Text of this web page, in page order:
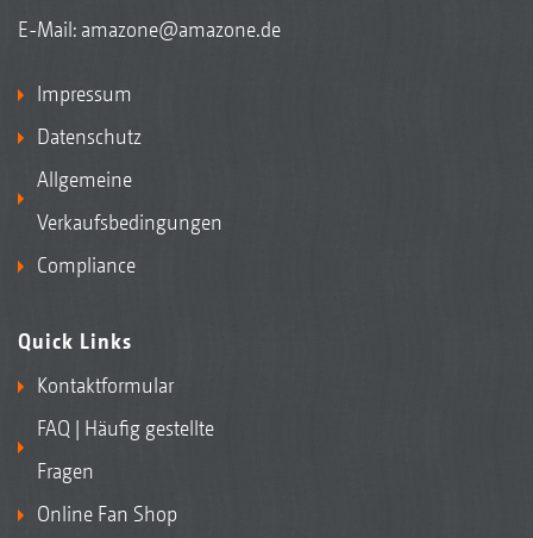
E-Mail: amazone@amazone.de
Impressum
Datenschutz
Allgemeine
Verkaufsbedingungen
Compliance
Quick Links
Kontaktformular
FAQ | Häufig gestellte
Fragen
Online Fan Shop